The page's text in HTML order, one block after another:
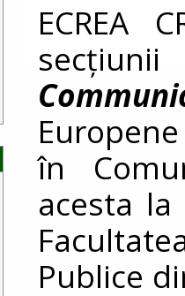
ECREA
în
acesta
Publice